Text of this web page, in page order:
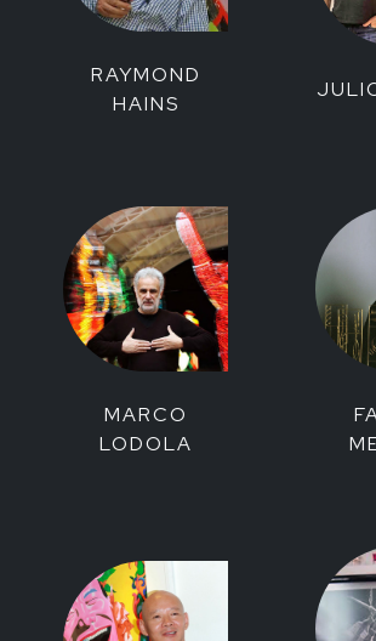
RAYMOND
HAINS
MARCO
LODOLA